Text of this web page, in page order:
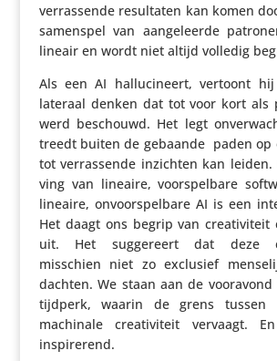
verras­sende resul­taten kan komen
samenspel van aange­leerde
lineair en wordt niet altijd volledig
Als een AI hallu­ci­neert, vertoont
lateraal denken dat tot voor kort als
werd beschouwd. Het legt
treedt buiten de gebaande paden op
tot verras­sende inzichten kan
ving van lineaire, voor­spel­bare
lineaire, onvoor­spel­bare AI is een
Het daagt ons begrip van
uit. Het sugge­reert dat deze
misschien niet zo exclusief
dachten. We staan aan de
tijdperk, waarin de grens tussen
machinale crea­ti­vi­teit vervaagt.
inspirerend.